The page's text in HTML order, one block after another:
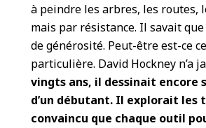
à peindre les arbres, les routes,
mais par résistance. Il savait
de générosité. Peut-être est-ce
particulière. David Hockney n’a
vingts ans, il dessinait encore
d’un débutant. Il explorait les
convaincu que chaque outil